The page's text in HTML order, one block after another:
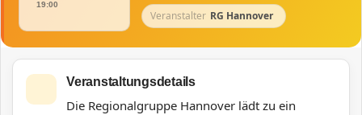
19:00
Veranstalter RG Hannover
Veranstaltungsdetails
Die Regionalgruppe Hannover lädt zu ein